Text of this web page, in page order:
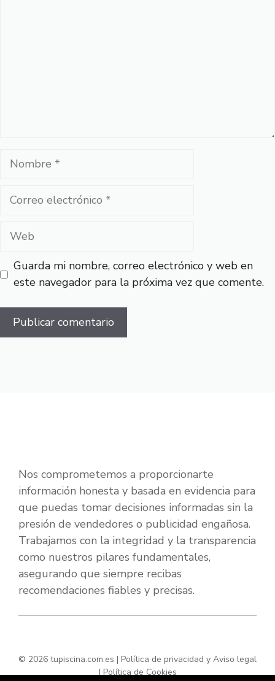
Nombre
Correo
Web
Guarda mi nombre, correo electrónico y web en
este navegador para la próxima vez que comente.
Nos comprometemos a proporcionarte
información honesta y basada en evidencia para
que puedas tomar decisiones informadas sin la
presión de vendedores o publicidad engañosa.
Trabajamos con la integridad y la transparencia
como nuestros pilares fundamentales,
asegurando que siempre recibas
recomendaciones fiables y precisas.
© 2026 tupiscina.com.es | Política de privacidad y Aviso legal
|Política de Cookies